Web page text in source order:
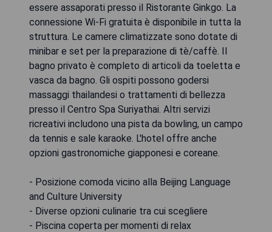
essere assaporati presso il Ristorante Ginkgo. La
connessione Wi-Fi gratuita è disponibile in tutta la
struttura. Le camere climatizzate sono dotate di
minibar e set per la preparazione di tè/caffè. Il
bagno privato è completo di articoli da toeletta e
vasca da bagno. Gli ospiti possono godersi
massaggi thailandesi o trattamenti di bellezza
presso il Centro Spa Suriyathai. Altri servizi
ricreativi includono una pista da bowling, un campo
da tennis e sale karaoke. L'hotel offre anche
opzioni gastronomiche giapponesi e coreane.
- Posizione comoda vicino alla Beijing Language
and Culture University
- Diverse opzioni culinarie tra cui scegliere
- Piscina coperta per momenti di relax